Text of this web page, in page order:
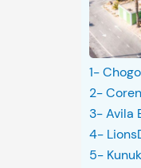
1-
2-
3- Avila
4-
5-